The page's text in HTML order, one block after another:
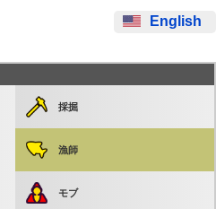
English
採掘
漁師
モブ